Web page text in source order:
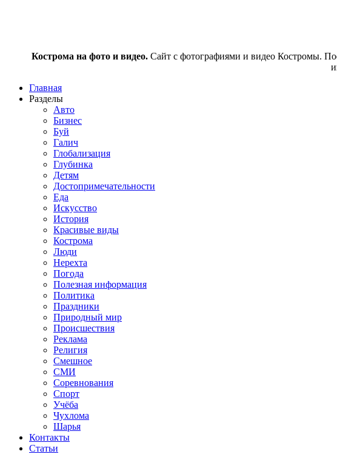
Кострома на фото и видео. Сайт с фотографиями и видео Костромы.
Главная
Разделы
Авто
Бизнес
Буй
Галич
Глобализация
Глубинка
Детям
Достопримечательности
Еда
Искусство
История
Красивые виды
Кострома
Люди
Нерехта
Погода
Полезная информация
Политика
Праздники
Природный мир
Происшествия
Реклама
Религия
Смешное
СМИ
Соревнования
Спорт
Учёба
Чухлома
Шарья
Контакты
Статьи